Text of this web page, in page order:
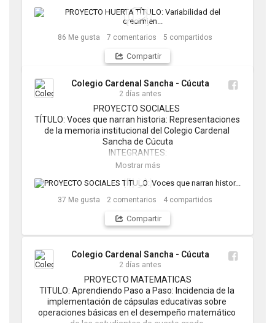
Luis Antonio Martínez Parra
Samuel David García Julio
Samuel Arias Becerra
86 Me gusta 7 comentarios 5 compartidos
Compartir
Colegio Cardenal Sancha - Cúcuta
2 días antes
PROYECTO SOCIALES
TÍTULO: Voces que narran historia: Representaciones
de la memoria institucional del Colegio Cardenal
Sancha de Cúcuta
INTEGRANTES:
Leonardo Andrés Suescun Tarazona
Mariana Vera Pinto
Sergio Andrés Mogollón Cáceres
Mostrar más
37 Me gusta 2 comentarios 4 compartidos
Compartir
Colegio Cardenal Sancha - Cúcuta
2 días antes
PROYECTO MATEMATICAS
TITULO: Aprendiendo Paso a Paso: Incidencia de la
implementación de cápsulas educativas sobre
operaciones básicas en el desempeño matemático